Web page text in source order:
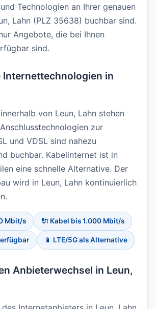
Technologien an Ihrer genauen
Lahn (PLZ 35638) buchbar sind.
Angebote, die bei Ihnen
sind.
in
von Leun, Lahn stehen
zur
und VDSL sind nahezu
buchbar. Kabelinternet ist in
eine schnelle Alternative. Der
wird in Leun, Lahn kontinuierlich
Mbit/s 🔌 Kabel bis 1.000 Mbit/s
📱 LTE/5G als Alternative
Anbieterwechsel in Leun,